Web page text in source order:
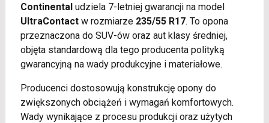
Continentaludziela 7-letniej gwarancji na model
UltraContactw rozmiarze 235/55 R17. To opona
przeznaczona do SUV-ów oraz aut klasy średniej,
objęta standardową dla tego producenta polityką
gwarancyjną na wady produkcyjne i materiałowe.
Producenci dostosowują konstrukcję opony do
zwiększonych obciążeń i wymagań komfortowych.
Wady wynikające z procesu produkcji oraz użytych